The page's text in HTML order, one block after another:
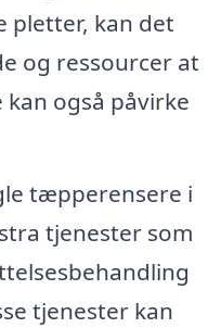
pletter, kan det
og ressourcer at
også påvirke
tæpperensere i
tjenester som
tjenester kan